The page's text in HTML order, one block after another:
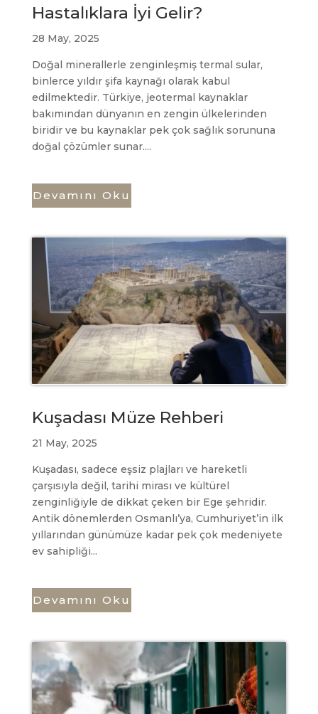
Hastalıklara İyi Gelir?
28 May, 2025
Doğal minerallerle zenginleşmiş termal sular,
binlerce yıldır şifa kaynağı olarak kabul
edilmektedir. Türkiye, jeotermal kaynaklar
bakımından dünyanın en zengin ülkelerinden
biridir ve bu kaynaklar pek çok sağlık sorununa
doğal çözümler sunar....
Devamını Oku
Kuşadası Müze Rehberi
21 May, 2025
Kuşadası, sadece eşsiz plajları ve hareketli
çarşısıyla değil, tarihi mirası ve kültürel
zenginliğiyle de dikkat çeken bir Ege şehridir.
Antik dönemlerden Osmanlı’ya, Cumhuriyet’in ilk
yıllarından günümüze kadar pek çok medeniyete
ev sahipliği...
Devamını Oku